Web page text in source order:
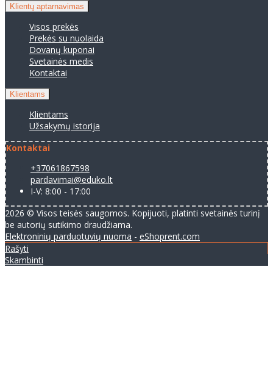
Klientų aptarnavimas
Visos prekės
Prekės su nuolaida
Dovanų kuponai
Svetainės medis
Kontaktai
Klientams
Klientams
Užsakymų istorija
Kontaktai
+37061867598
pardavimai@eduko.lt
I-V: 8:00 - 17:00
2026 © Visos teisės saugomos. Kopijuoti, platinti svetainės turinį
be autorių sutikimo draudžiama.
Elektroninių parduotuvių nuoma - eShoprent.com
Rašyti
Skambinti